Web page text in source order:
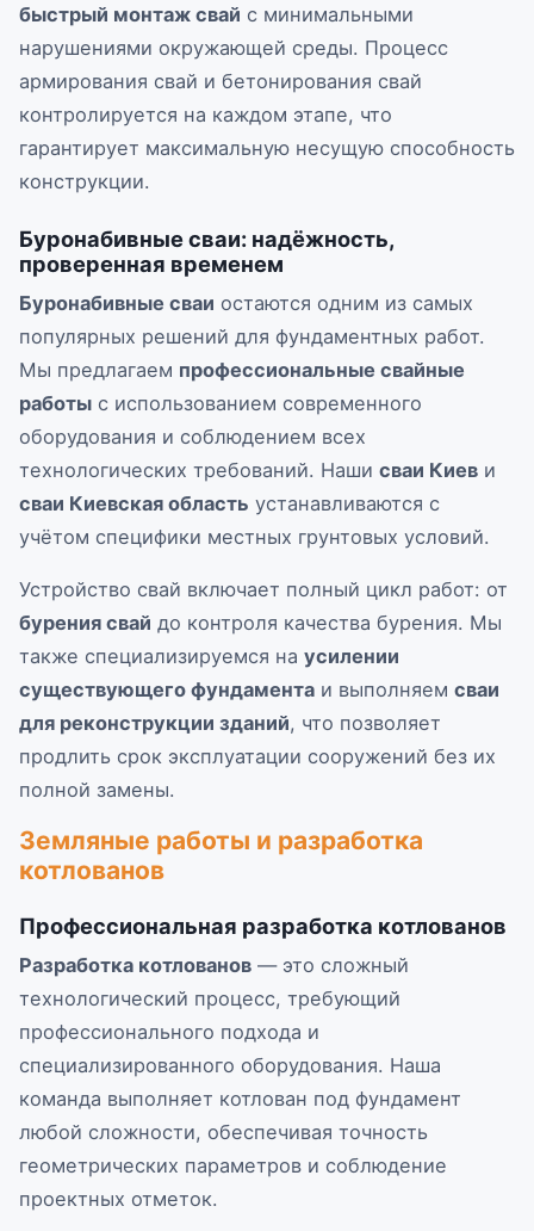
быстрый монтаж свай с минимальными
нарушениями окружающей среды. Процесс
армирования свай и бетонирования свай
контролируется на каждом этапе, что
гарантирует максимальную несущую способность
конструкции.
Буронабивные сваи: надёжность,
проверенная временем
Буронабивные сваи остаются одним из самых
популярных решений для фундаментных работ.
Мы предлагаем профессиональные свайные
работы с использованием современного
оборудования и соблюдением всех
технологических требований. Наши сваи Киев и
сваи Киевская область устанавливаются с
учётом специфики местных грунтовых условий.
Устройство свай включает полный цикл работ: от
бурения свай до контроля качества бурения. Мы
также специализируемся на усилении
существующего фундамента и выполняем сваи
для реконструкции зданий, что позволяет
продлить срок эксплуатации сооружений без их
полной замены.
Земляные работы и разработка
котлованов
Профессиональная разработка котлованов
Разработка котлованов — это сложный
технологический процесс, требующий
профессионального подхода и
специализированного оборудования. Наша
команда выполняет котлован под фундамент
любой сложности, обеспечивая точность
геометрических параметров и соблюдение
проектных отметок.